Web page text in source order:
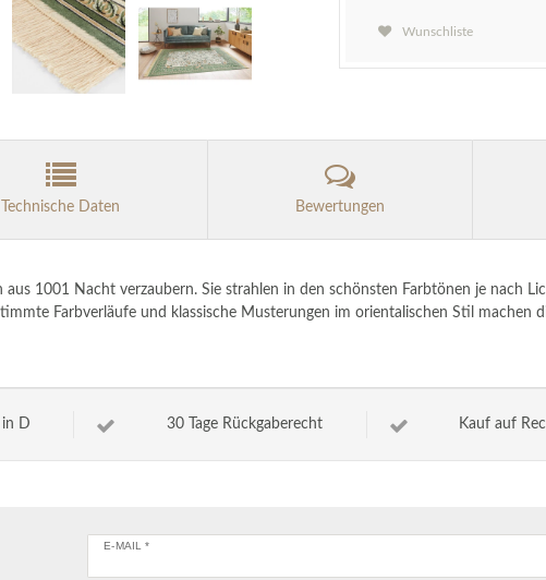
Wunschliste
Technische Daten Bewertungen
aus 1001 Nacht verzaubern. Sie strahlen in den schönsten Farbtönen je nach
Farbverläufe und klassische Musterungen im orientalischen Stil machen
in D 30 Tage Rückgaberecht Kauf auf
E-MAIL *